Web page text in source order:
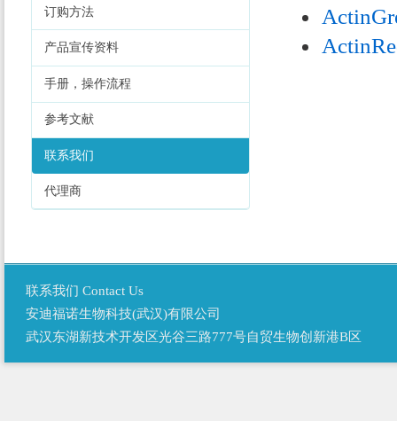
订购方法
产品宣传资料
手册，操作流程
参考文献
联系我们
代理商
联系我们 Contact Us
安迪福诺生物科技(武汉)有限公司
武汉东湖新技术开发区光谷三路777号自贸生物创新港B区